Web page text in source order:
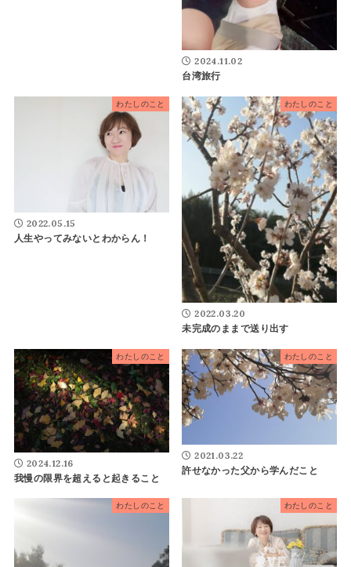
2024.11.02
台湾旅行
わたしのこと
2022.05.15
人生やってみないとわからん！
わたしのこと
2022.03.20
未完成のままで送り出す
わたしのこと
2024.12.16
我慢の限界を超えると起きること
わたしのこと
2021.03.22
許せなかった父から学んだこと
わたしのこと わたしのこと